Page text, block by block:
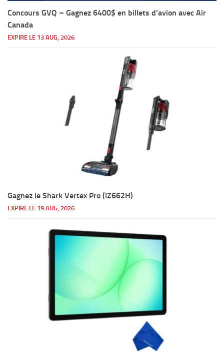
Concours GVQ – Gagnez 6400$ en billets d’avion avec Air
Canada
EXPIRE LE 13 AUG, 2026
Gagnez le Shark Vertex Pro (IZ662H)
EXPIRE LE 19 AUG, 2026